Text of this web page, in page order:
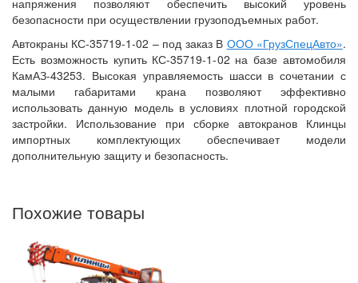
напряжения позволяют обеспечить высокий уровень
безопасности при осуществлении грузоподъемных работ.
Автокраны КС-35719-1-02 – под заказ В ООО «ГрузСпецАвто».
Есть возможность купить КС-35719-1-02 на базе автомобиля
КамАЗ-43253. Высокая управляемость шасси в сочетании с
малыми габаритами крана позволяют эффективно
использовать данную модель в условиях плотной городской
застройки. Использование при сборке автокранов Клинцы
импортных комплектующих обеспечивает модели
дополнительную защиту и безопасность.
Похожие товары